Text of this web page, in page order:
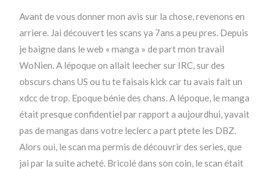
Avant de vous donner mon avis sur la chose, revenons en
arriere. Jai découvert les scans ya 7ans a peu pres. Depuis
je baigne dans le web « manga » de part mon travail
WoNien. A lépoque on allait leecher sur IRC, sur des
obscurs chans US ou tu te faisais kick car tu avais fait un
xdcc de trop. Epoque bénie des chans. A lépoque, le manga
était presque confidentiel par rapport a aujourdhui, yavait
pas de mangas dans votre leclerc a part ptete les DBZ.
Alors oui, le scan ma permis de découvrir des series, que
jai par la suite acheté. Bricolé dans son coin, le scan était